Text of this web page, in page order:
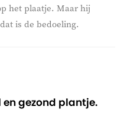
het plaatje. Maar hij
is de bedoeling.
gezond plantje.